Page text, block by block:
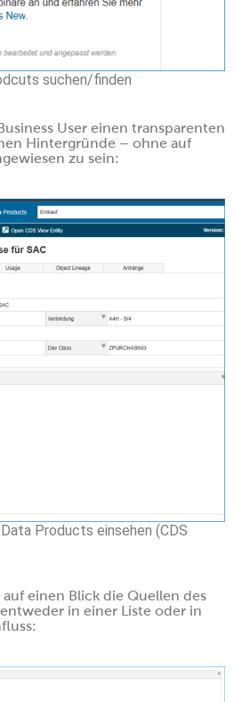
suchen/finden
User einen transparenten
Hintergründe – ohne auf
zu sein:
Products einsehen (CDS
einen Blick die Quellen des
in einer Liste oder in